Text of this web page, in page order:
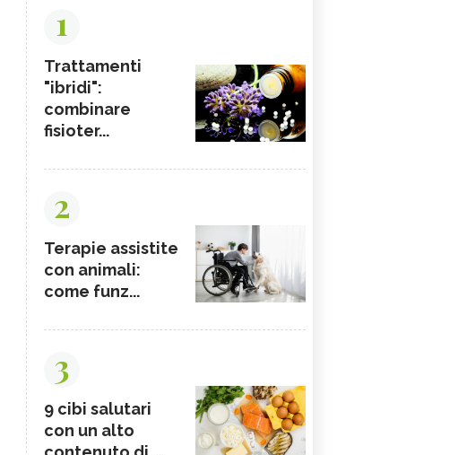
1
Trattamenti
"ibridi":
combinare
fisioter...
2
Terapie assistite
con animali:
come funz...
3
9 cibi salutari
con un alto